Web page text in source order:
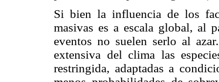
Si bien la influencia de los
masivas es a escala global, al
eventos no suelen serlo al
extensiva del clima las
restringida, adaptadas a